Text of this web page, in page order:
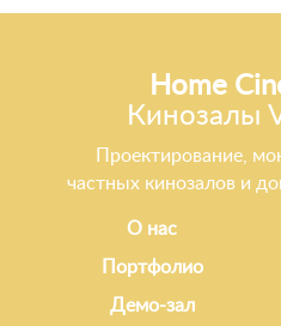
Home
Кинозалы
Проектирование,
частных кинозалов и
О нас
Портфолио
Демо-зал